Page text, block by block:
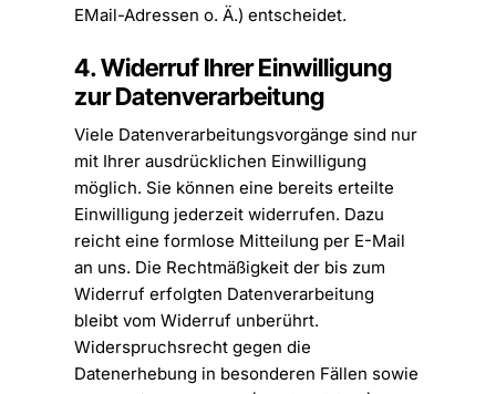
EMail-Adressen o. Ä.) entscheidet.
4. Widerruf Ihrer Einwilligung
zur Datenverarbeitung
Viele Datenverarbeitungsvorgänge sind nur
mit Ihrer ausdrücklichen Einwilligung
möglich. Sie können eine bereits erteilte
Einwilligung jederzeit widerrufen. Dazu
reicht eine formlose Mitteilung per E-Mail
an uns. Die Rechtmäßigkeit der bis zum
Widerruf erfolgten Datenverarbeitung
bleibt vom Widerruf unberührt.
Widerspruchsrecht gegen die
Datenerhebung in besonderen Fällen sowie